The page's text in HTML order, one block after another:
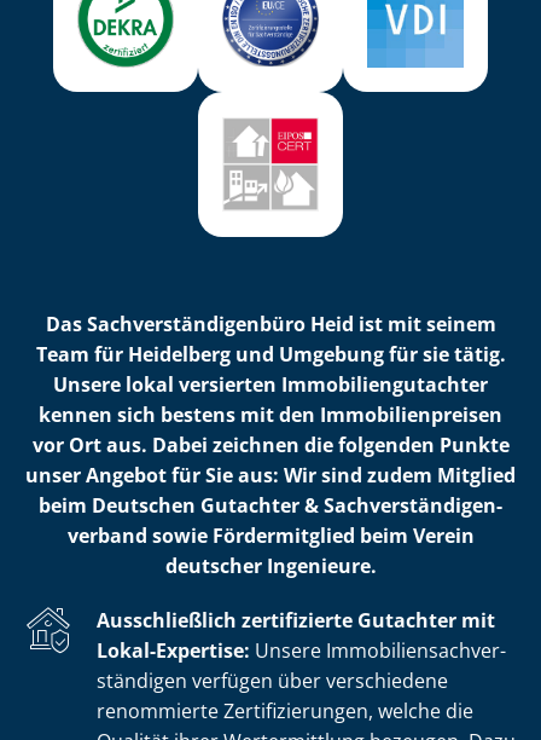
Das Sach­ver­stän­di­gen­bü­ro Heid ist mit seinem
Team für Heidelberg und Umgebung für sie tätig.
Unsere lokal versierten Im­mo­bi­li­en­gut­ach­ter
kennen sich bestens mit den Im­mo­bi­li­en­prei­sen
vor Ort aus. Dabei zeichnen die folgenden Punkte
unser Angebot für Sie aus: Wir sind zudem Mitglied
beim Deutschen Gutachter & Sach­ver­stän­di­gen­
ver­band sowie Fördermitglied beim Verein
deutscher Ingenieure.
Ausschließlich zertifizierte Gutachter mit
Lokal-Expertise: Unsere Im­mo­bi­li­en­sach­ver­
stän­di­gen verfügen über verschiedene
renommierte Zer­ti­fi­zie­run­gen, welche die